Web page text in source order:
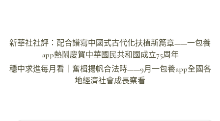
文
導
新華社社評：配合譜寫中國式古代化扶植新篇章——一包養
app熱鬧慶賀中華國民共和國成立75周年
穩中求進每月看｜奮楫揚帆合法時——9月一包養app全國各
地經濟社會成長察看